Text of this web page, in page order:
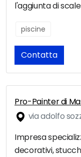
l'aggiunta di
piscine
Contatta
Pro-Painter di
via adolfo
Impresa
decorativi,